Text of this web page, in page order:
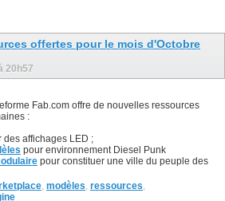
offertes pour le mois d'Octobre
20h57
Fab.com offre de nouvelles ressources
:
des affichages LED ;
pour environnement Diesel Punk
pour constituer une ville du peuple des
modèles ressources